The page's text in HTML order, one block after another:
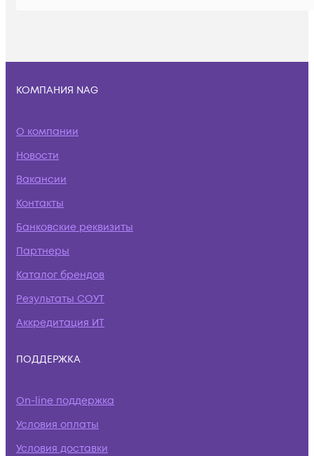
КОМПАНИЯ NAG
О компании
Новости
Вакансии
Контакты
Банковские реквизиты
Партнеры
Каталог брендов
Результаты СОУТ
Аккредитация ИТ
ПОДДЕРЖКА
On-line поддержка
Условия оплаты
Условия доставки